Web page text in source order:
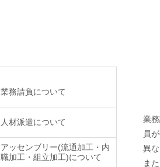
業務請負について
人材派遣について
アッセンブリー(流通加工・内
職加工・組立加工)について
業
員
異
ま